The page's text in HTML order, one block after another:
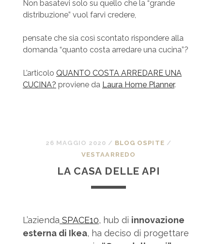
Non basatevi solo su quello che la “grande
distribuzione” vuol farvi credere,
pensate che sia così scontato rispondere alla
domanda “quanto costa arredare una cucina”?
L’articolo QUANTO COSTA ARREDARE UNA
CUCINA? proviene da Laura Home Planner.
26 MAGGIO 2020 / BLOG OSPITE /
VESTAARREDO
LA CASA DELLE API
L’azienda SPACE10, hub di innovazione
esterna di Ikea, ha deciso di progettare